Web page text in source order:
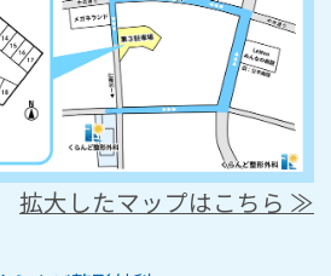
拡大したマップはこちら ≫